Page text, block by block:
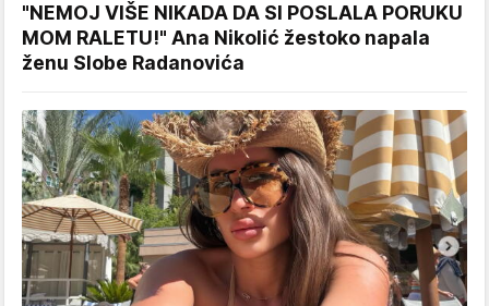
"NEMOJ VIŠE NIKADA DA SI POSLALA PORUKU
MOM RALETU!" Ana Nikolić žestoko napala
ženu Slobe Radanovića